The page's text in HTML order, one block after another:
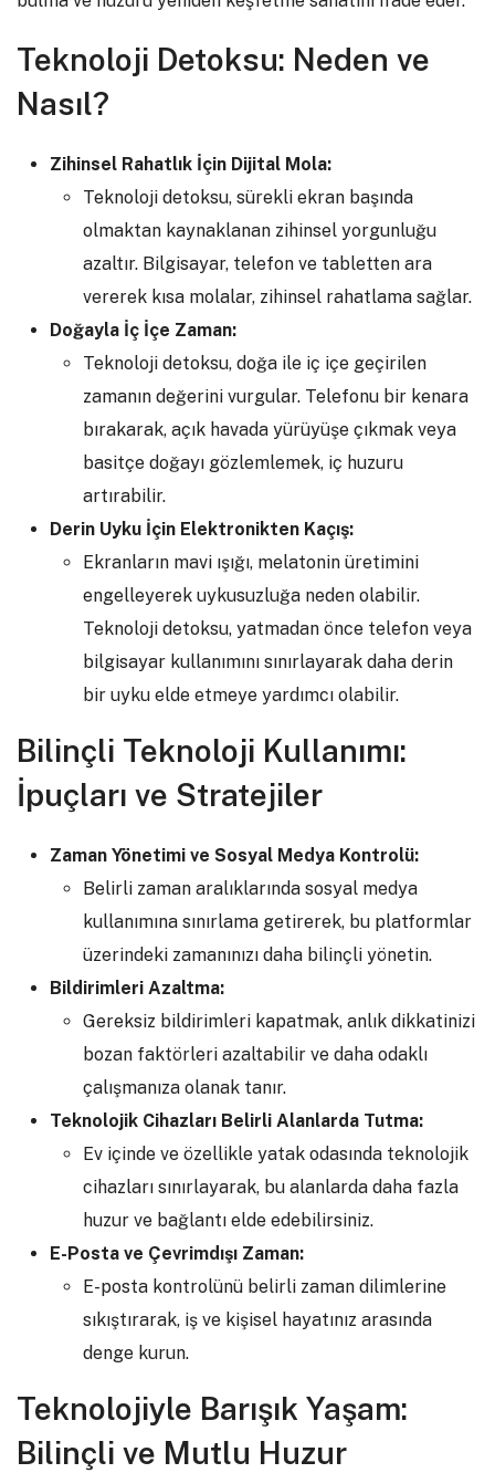
Teknoloji Detoksu: Neden ve
Nasıl?
Zihinsel Rahatlık İçin Dijital Mola:
Teknoloji detoksu, sürekli ekran başında
olmaktan kaynaklanan zihinsel yorgunluğu
azaltır. Bilgisayar, telefon ve tabletten ara
vererek kısa molalar, zihinsel rahatlama sağlar.
Doğayla İç İçe Zaman:
Teknoloji detoksu, doğa ile iç içe geçirilen
zamanın değerini vurgular. Telefonu bir kenara
bırakarak, açık havada yürüyüşe çıkmak veya
basitçe doğayı gözlemlemek, iç huzuru
artırabilir.
Derin Uyku İçin Elektronikten Kaçış:
Ekranların mavi ışığı, melatonin üretimini
engelleyerek uykusuzluğa neden olabilir.
Teknoloji detoksu, yatmadan önce telefon veya
bilgisayar kullanımını sınırlayarak daha derin
bir uyku elde etmeye yardımcı olabilir.
Bilinçli Teknoloji Kullanımı:
İpuçları ve Stratejiler
Zaman Yönetimi ve Sosyal Medya Kontrolü:
Belirli zaman aralıklarında sosyal medya
kullanımına sınırlama getirerek, bu platformlar
üzerindeki zamanınızı daha bilinçli yönetin.
Bildirimleri Azaltma:
Gereksiz bildirimleri kapatmak, anlık dikkatinizi
bozan faktörleri azaltabilir ve daha odaklı
çalışmanıza olanak tanır.
Teknolojik Cihazları Belirli Alanlarda Tutma:
Ev içinde ve özellikle yatak odasında teknolojik
cihazları sınırlayarak, bu alanlarda daha fazla
huzur ve bağlantı elde edebilirsiniz.
E-Posta ve Çevrimdışı Zaman:
E-posta kontrolünü belirli zaman dilimlerine
sıkıştırarak, iş ve kişisel hayatınız arasında
denge kurun.
Teknolojiyle Barışık Yaşam:
Bilinçli ve Mutlu Huzur